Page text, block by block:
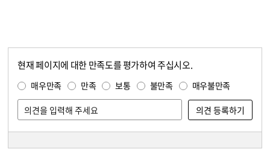
현재 페이지에 대한 만족도를 평가하여 주십시오.
매우만족 만족 보통 불만족 매우불만족